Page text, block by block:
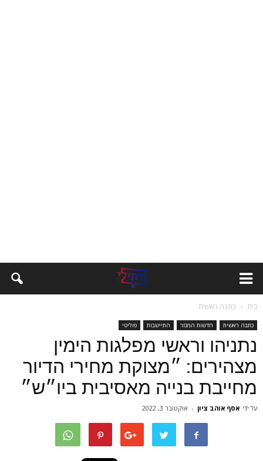
בית כתבה ראשית
כתבה ראשית חדשות המגזר התיישבות פוליטי
נתניהו וראשי מפלגות הימין
מצהירים: ״מצוקת מחירי הדיור
מחייבת בנייה מאסיבית ביו״ש״
על ידי אסף אוהב ציון - אוקטובר 3, 2022